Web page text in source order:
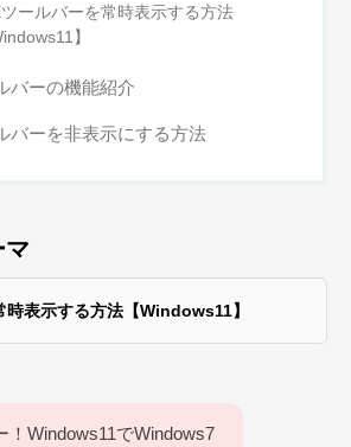
ツールバーを常時表示する方法
】
バーの機能紹介
バーを非表示にする方法
マ
時表示する方法【Windows11】
！Windows11でWindows7